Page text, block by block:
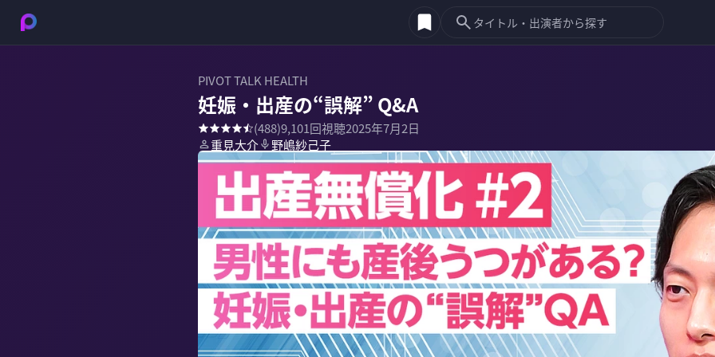
PIVOT TALK HEALTH
妊娠・出産の“誤解” Q&A
(488)9,101回視聴2025年7月2日
重見大介
野嶋紗己子